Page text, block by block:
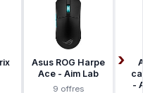
Asus ROG Harpe
Ace - Aim Lab
9 offres
-